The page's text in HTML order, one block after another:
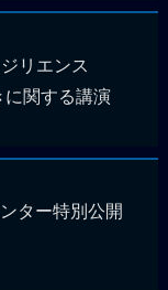
リエンス
に関する講演
ター特別公開